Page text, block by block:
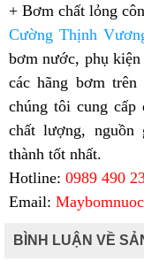
+ Bơm chất lỏng
Cường Thịnh
bơm nước, phụ
các hãng bơm
chúng tôi cung cấp
chất lượng, nguồn
thành tốt nhất.
Hotline: 0989 490
Email:
BÌNH LUẬN VỀ